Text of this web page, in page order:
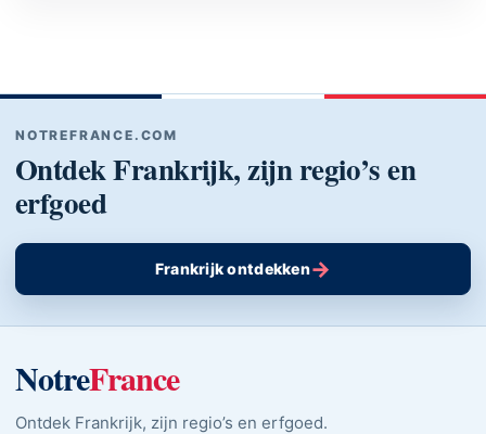
NOTREFRANCE.COM
Ontdek Frankrijk, zijn regio’s en
erfgoed
Frankrijk ontdekken→
NotreFrance
Ontdek Frankrijk, zijn regio’s en erfgoed.